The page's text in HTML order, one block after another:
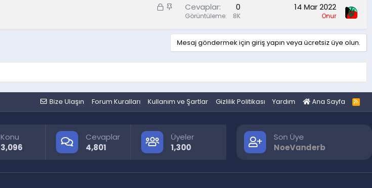
K S
Cevaplar 0
Görüntüleme 8K
14 Mar 2022
Onur
Mesaj göndermek için giriş yapın veya ücretsiz üye olun.
Bize Ulaşın Forum Kuralları Kullanım ve Şartlar Gizlilik Politikası Yardım Ana Sayfa
R
S
Konu
3,096
Cevaplar
4,801
Üyeler
1,300
Son Üye
NoeVanderb